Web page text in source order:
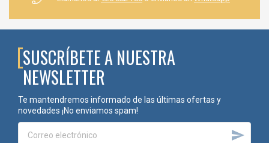
SUSCRÍBETE A NUESTRA
NEWSLETTER
Te mantendremos informado de las últimas ofertas y
novedades ¡No enviamos spam!
